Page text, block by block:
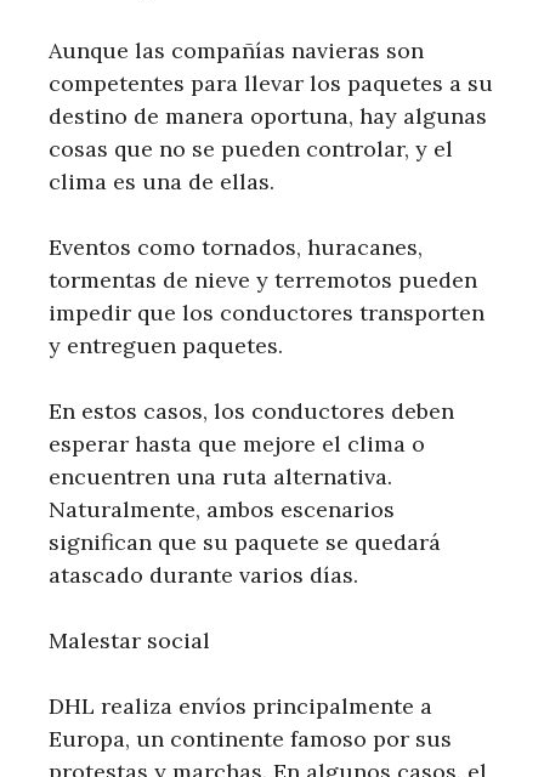
Aunque las compañías navieras son
competentes para llevar los paquetes a su
destino de manera oportuna, hay algunas
cosas que no se pueden controlar, y el
clima es una de ellas.
Eventos como tornados, huracanes,
tormentas de nieve y terremotos pueden
impedir que los conductores transporten
y entreguen paquetes.
En estos casos, los conductores deben
esperar hasta que mejore el clima o
encuentren una ruta alternativa.
Naturalmente, ambos escenarios
significan que su paquete se quedará
atascado durante varios días.
Malestar social
DHL realiza envíos principalmente a
Europa, un continente famoso por sus
protestas y marchas. En algunos casos, el